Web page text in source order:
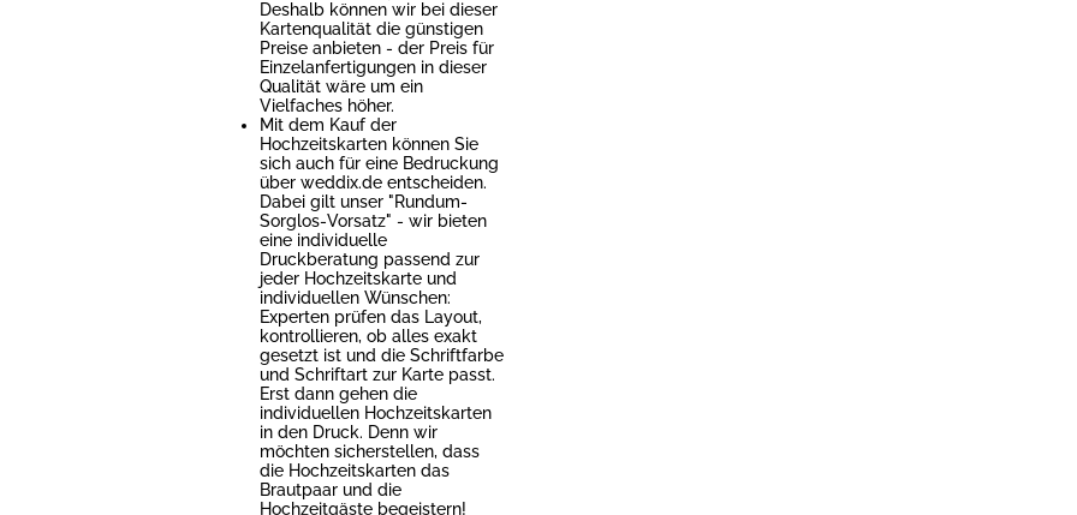
Deshalb können wir bei dieser
Kartenqualität die günstigen
Preise anbieten - der Preis für
Einzelanfertigungen in dieser
Qualität wäre um ein
Vielfaches höher.
Mit dem Kauf der
Hochzeitskarten können Sie
sich auch für eine Bedruckung
über weddix.de entscheiden.
Dabei gilt unser "Rundum-
Sorglos-Vorsatz" - wir bieten
eine individuelle
Druckberatung passend zur
jeder Hochzeitskarte und
individuellen Wünschen:
Experten prüfen das Layout,
kontrollieren, ob alles exakt
gesetzt ist und die Schriftfarbe
und Schriftart zur Karte passt.
Erst dann gehen die
individuellen Hochzeitskarten
in den Druck. Denn wir
möchten sicherstellen, dass
die Hochzeitskarten das
Brautpaar und die
Hochzeitgäste begeistern!